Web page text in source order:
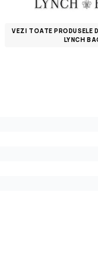
VEZI TOATE PRODUSELE
LYNCH